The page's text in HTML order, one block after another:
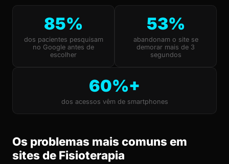
85%
dos pacientes pesquisam
no Google antes de
escolher
53%
abandonam o site se
demorar mais de 3
segundos
60%+
dos acessos vêm de smartphones
Os problemas mais comuns em
sites de Fisioterapia